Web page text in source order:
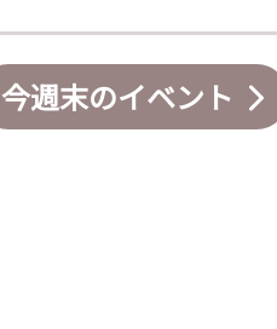
今週末のイベント